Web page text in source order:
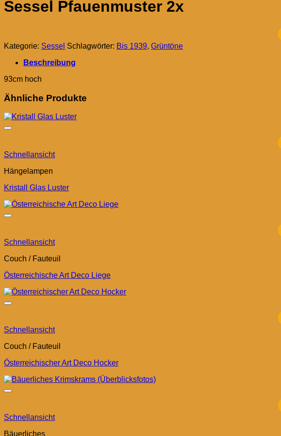
Sessel Pfauenmuster 2x
Kategorie: Sessel Schlagwörter: Bis 1939, Grüntöne
Beschreibung
93cm hoch
Ähnliche Produkte
Schnellansicht
Hängelampen
Kristall Glas Luster
Schnellansicht
Couch / Fauteuil
Österreichische Art Deco Liege
Schnellansicht
Couch / Fauteuil
Österreichischer Art Deco Hocker
Schnellansicht
Bäuerliches